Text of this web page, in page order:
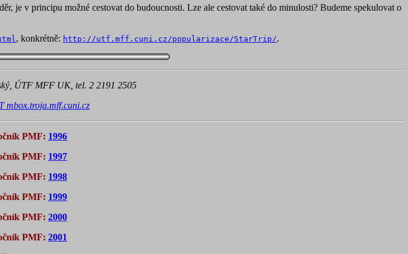
je v principu možné cestovat do budoucnosti. Lze ale cestovat také do minulosti? Budeme spekulovat o
, konkrétně: http://utf.mff.cuni.cz/popularizace/StarTrip/.
ÚTF MFF UK, tel. 2 2191 2505
mbox.troja.mff.cuni.cz
PMF: 1996
PMF: 1997
PMF: 1998
PMF: 1999
PMF: 2000
PMF: 2001